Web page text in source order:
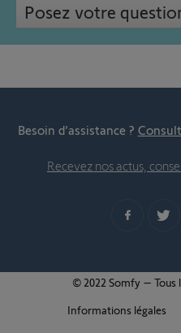
Posez votre
Besoin d’assistance ?
Recevez nos actus,
© 2022 Somfy – Tous
Informations légales